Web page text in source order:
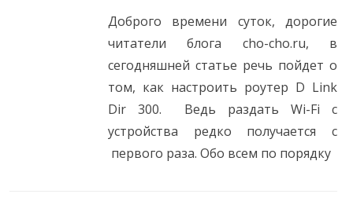
Доброго времени суток, дорогие
читатели блога cho-cho.ru, в
сегодняшней статье речь пойдет о
том, как настроить роутер D Link
Dir 300. Ведь раздать Wi-Fi с
устройства редко получается с
первого раза. Обо всем по порядку